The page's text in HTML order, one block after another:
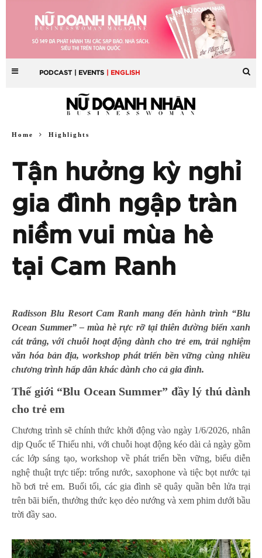
PODCAST | EVENTS | ENGLISH
Home Highlights
Tận hưởng kỳ nghỉ
gia đình ngập tràn
niềm vui mùa hè
tại Cam Ranh
Radisson Blu Resort Cam Ranh mang đến hành trình “Blu
Ocean Summer” – mùa hè rực rỡ tại thiên đường biển xanh
cát trắng, với chuỗi hoạt động dành cho trẻ em, trải nghiệm
văn hóa bản địa, workshop phát triển bền vững cùng nhiều
chương trình hấp dẫn khác dành cho cả gia đình.
Thế giới “Blu Ocean Summer” đầy lý thú dành
cho trẻ em
Chương trình sẽ chính thức khởi động vào ngày 1/6/2026, nhân
dịp Quốc tế Thiếu nhi, với chuỗi hoạt động kéo dài cả ngày gồm
các lớp sáng tạo, workshop về phát triển bền vững, biểu diễn
nghệ thuật trực tiếp: trống nước, saxophone và tiệc bọt nước tại
hồ bơi trẻ em. Buổi tối, các gia đình sẽ quây quần bên lửa trại
trên bãi biển, thưởng thức kẹo dẻo nướng và xem phim dưới bầu
trời đầy sao.